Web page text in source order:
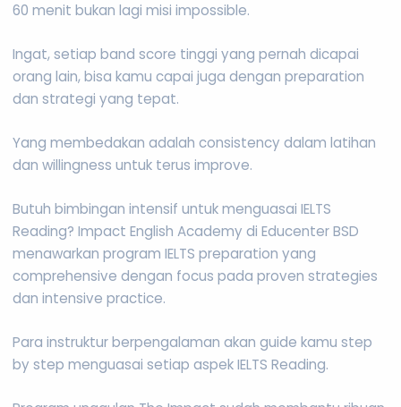
60 menit bukan lagi misi impossible.
Ingat, setiap band score tinggi yang pernah dicapai
orang lain, bisa kamu capai juga dengan preparation
dan strategi yang tepat.
Yang membedakan adalah consistency dalam latihan
dan willingness untuk terus improve.
Butuh bimbingan intensif untuk menguasai IELTS
Reading? Impact English Academy di Educenter BSD
menawarkan program IELTS preparation yang
comprehensive dengan focus pada proven strategies
dan intensive practice.
Para instruktur berpengalaman akan guide kamu step
by step menguasai setiap aspek IELTS Reading.